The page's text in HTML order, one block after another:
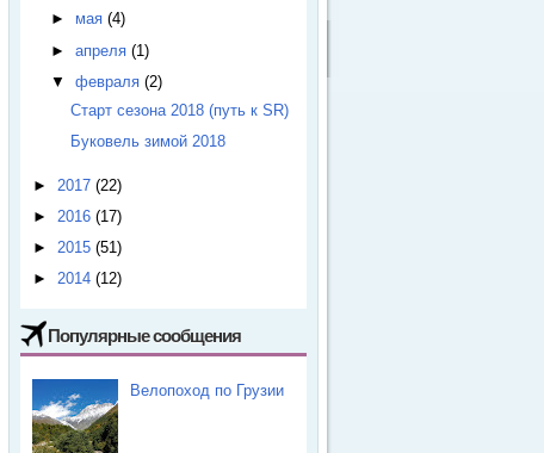
► мая (4)
►апреля (1)
▼
февраля (2)
Старт сезона 2018 (путь к SR)
Буковель зимой 2018
► 2017 (22)
► 2016 (17)
► 2015 (51)
► 2014 (12)
Популярные сообщения
Велопоход по Грузии